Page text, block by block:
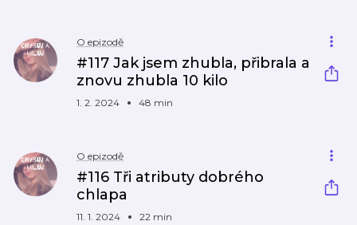
O epizodě
#117 Jak jsem zhubla, přibrala a
znovu zhubla 10 kilo
1. 2. 2024 48 min
O epizodě
#116 Tři atributy dobrého
chlapa
11. 1. 2024 22 min